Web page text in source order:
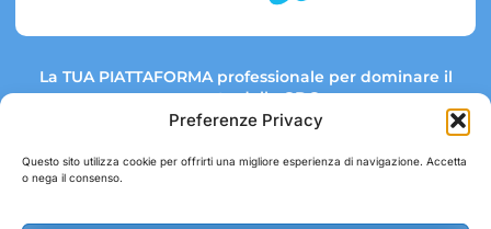
Preferenze Privacy
Questo sito utilizza cookie per offrirti una migliore esperienza di navigazione. Accetta
o nega il consenso.
La TUA PIATTAFORMA professionale per dominare il
mercato della GDO.
Link rapidi: